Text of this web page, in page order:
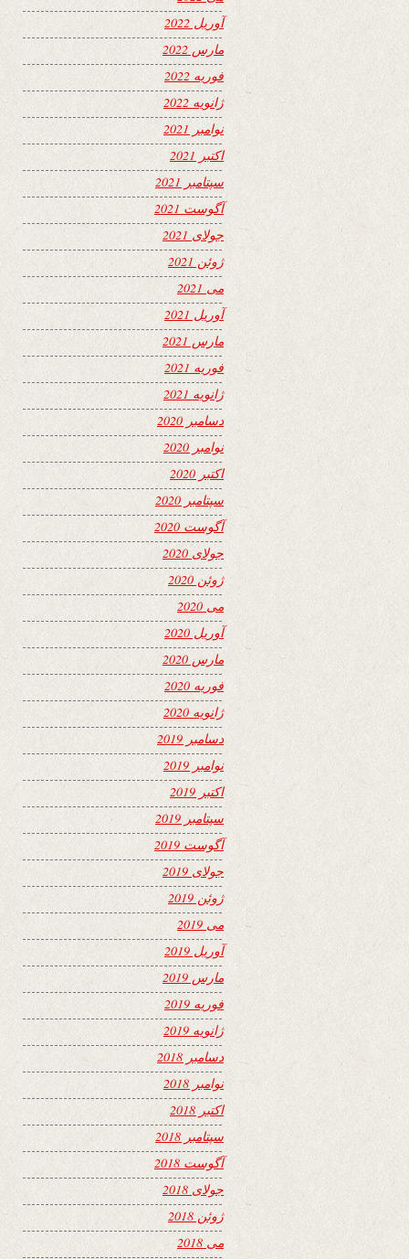
آوریل 2022
مارس 2022
فوریه 2022
ژانویه 2022
نوامبر 2021
اکتبر 2021
سپتامبر 2021
آگوست 2021
جولای 2021
ژوئن 2021
می 2021
آوریل 2021
مارس 2021
فوریه 2021
ژانویه 2021
دسامبر 2020
نوامبر 2020
اکتبر 2020
سپتامبر 2020
آگوست 2020
جولای 2020
ژوئن 2020
می 2020
آوریل 2020
مارس 2020
فوریه 2020
ژانویه 2020
دسامبر 2019
نوامبر 2019
اکتبر 2019
سپتامبر 2019
آگوست 2019
جولای 2019
ژوئن 2019
می 2019
آوریل 2019
مارس 2019
فوریه 2019
ژانویه 2019
دسامبر 2018
نوامبر 2018
اکتبر 2018
سپتامبر 2018
آگوست 2018
جولای 2018
ژوئن 2018
می 2018